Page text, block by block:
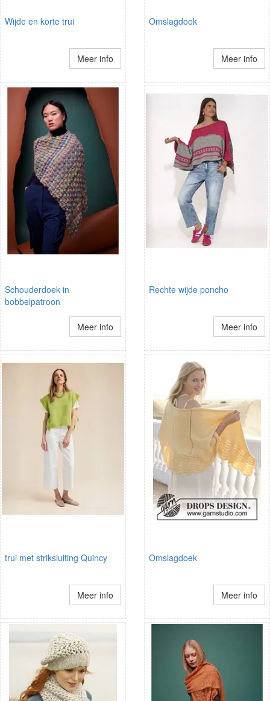
Wijde en korte trui
Meer info
Omslagdoek
Meer info
Schouderdoek in
bobbelpatroon
Meer info
Rechte wijde poncho
Meer info
trui met striksluiting Quincy
Meer info
Omslagdoek
Meer info